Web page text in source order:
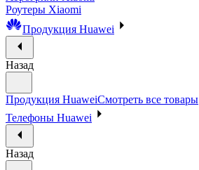
Роутеры Xiaomi
Продукция Huawei
Назад
Продукция HuaweiСмотреть все товары
Телефоны Huawei
Назад